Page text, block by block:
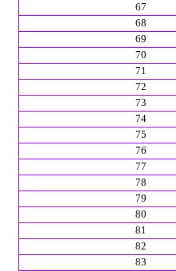
67
68
69
70
71
72
73
74
75
76
77
78
79
80
81
82
83